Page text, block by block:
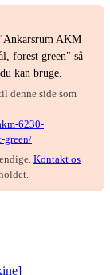
AKM
forest green" så
kan bruge.
denne side som
6230-
green/
Kontakt os